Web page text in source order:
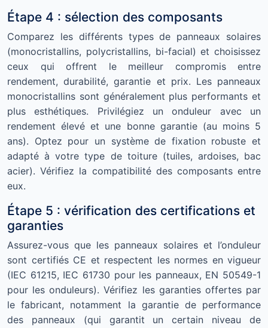
Étape 4 : sélection des composants
Comparez les différents types de panneaux solaires
(monocristallins, polycristallins, bi-facial) et choisissez
ceux qui offrent le meilleur compromis entre
rendement, durabilité, garantie et prix. Les panneaux
monocristallins sont généralement plus performants et
plus esthétiques. Privilégiez un onduleur avec un
rendement élevé et une bonne garantie (au moins 5
ans). Optez pour un système de fixation robuste et
adapté à votre type de toiture (tuiles, ardoises, bac
acier). Vérifiez la compatibilité des composants entre
eux.
Étape 5 : vérification des certifications et
garanties
Assurez-vous que les panneaux solaires et l’onduleur
sont certifiés CE et respectent les normes en vigueur
(IEC 61215, IEC 61730 pour les panneaux, EN 50549-1
pour les onduleurs). Vérifiez les garanties offertes par
le fabricant, notamment la garantie de performance
des panneaux (qui garantit un certain niveau de